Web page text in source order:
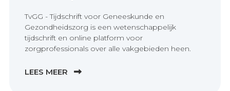
TvGG - Tijdschrift voor Geneeskunde en
Gezondheidszorg is een wetenschappelijk
tijdschrift en online platform voor
zorgprofessionals over alle vakgebieden heen.
LEES MEER